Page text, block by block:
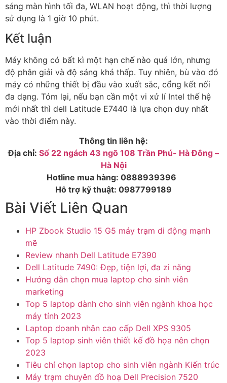
sáng màn hình tối đa, WLAN hoạt động, thì thời lượng
sử dụng là 1 giờ 10 phút.
Kết luận
Máy không có bất kì một hạn chế nào quá lớn, nhưng
độ phân giải và độ sáng khá thấp. Tuy nhiên, bù vào đó
máy có những thiết bị đầu vào xuất sắc, cổng kết nối
đa dạng. Tóm lại, nếu bạn cần một vi xử lí Intel thế hệ
mới nhất thì dell Latitude E7440 là lựa chọn duy nhất
vào thời điểm này.
Thông tin liên hệ:
Địa chỉ: Số 22 ngách 43 ngõ 108 Trần Phú- Hà Đông –
Hà Nội
Hotline mua hàng: 0888939396
Hỗ trợ kỹ thuật: 0987799189
Bài Viết Liên Quan
HP Zbook Studio 15 G5 máy trạm di động mạnh
mẽ
Review nhanh Dell Latitude E7390
Dell Latitude 7490: Đẹp, tiện lợi, đa zi năng
Hướng dẫn chọn mua laptop cho sinh viên
marketing
Top 5 laptop dành cho sinh viên ngành khoa học
máy tính 2023
Laptop doanh nhân cao cấp Dell XPS 9305
Top 5 laptop sinh viên thiết kế đồ họa nên chọn
2023
Tiêu chí chọn laptop cho sinh viên ngành Kiến trúc
Máy trạm chuyên đồ hoạ Dell Precision 7520